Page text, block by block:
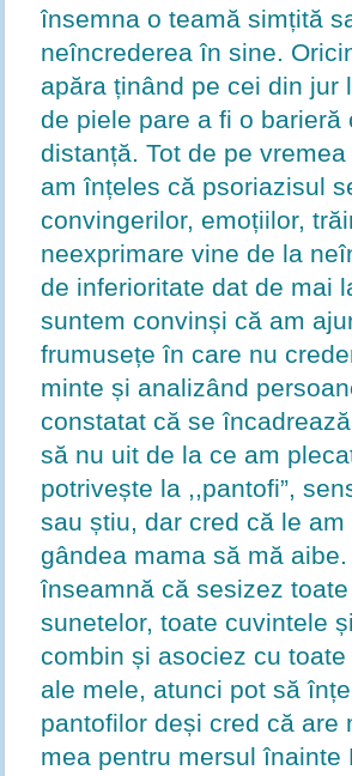
însemna o teamă simțită
neîncrederea în sine.
apăra ținând pe cei din jur
de piele pare a fi o
distanță. Tot de pe
am înțeles că psoriazisul
convingerilor, emoțiilor,
neexprimare vine de la
de inferioritate dat de mai
suntem convinși că am
frumusețe în care nu
minte și analizând
constatat că se
să nu uit de la ce am
potrivește la ,,pantofi”,
sau știu, dar cred că le
gândea mama să mă
înseamnă că sesizez
sunetelor, toate cuvintele
combin și asociez cu
ale mele, atunci pot să
pantofilor deși cred că are
mea pentru mersul